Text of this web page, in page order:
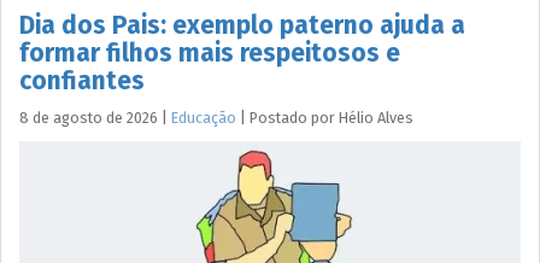
Dia dos Pais: exemplo paterno ajuda a
formar filhos mais respeitosos e
confiantes
8 de agosto de 2026 Educação Postado por Hélio Alves